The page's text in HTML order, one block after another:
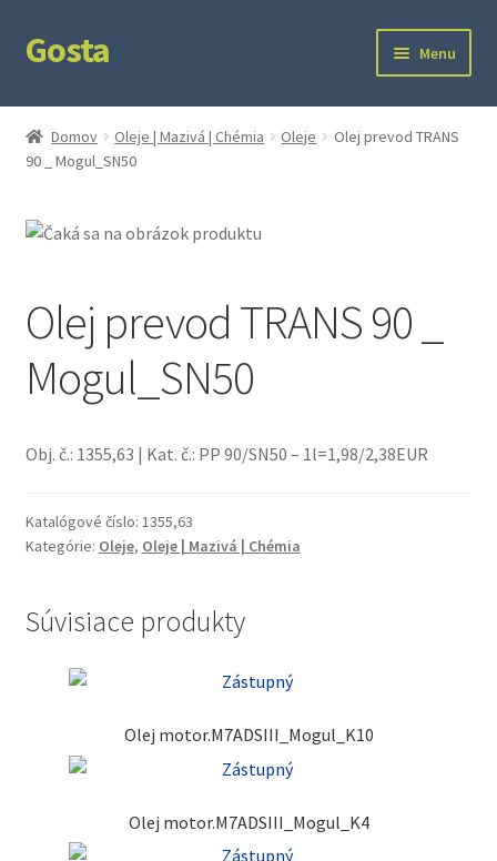
Preskočiť
na
Preskočiť
na
Gosta Menu
Domov
Kontakt
Ochrana súkromia
Domov Oleje | Mazivá | Chémia Oleje
Olej prevod TRANS
90 _ Mogul_SN50
Olej prevod TRANS 90 _
Mogul_SN50
Obj. č.: 1355,63 | Kat. č.: PP 90/SN50 – 1l=1,98/2,38EUR
Katalógové číslo: 1355,63
Kategórie: Oleje, Oleje | Mazivá | Chémia
Súvisiace produkty
Olej motor.M7ADSIII_Mogul_K10
Olej motor.M7ADSIII_Mogul_K4